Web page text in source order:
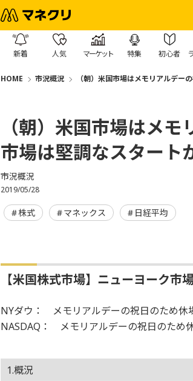
新着 人気 マーケット 特集 初心者
HOME 市況概況 （朝）米国市場はメモリアルデ
（朝）米国市場はメ
市場は堅調なスタート
市況概況
2019/05/28
株式 マネックス 日経平均
【米国株式市場】ニューヨーク市
NYダウ： メモリアルデーの祝日のため休
NASDAQ： メモリアルデーの祝日のため
1.概況